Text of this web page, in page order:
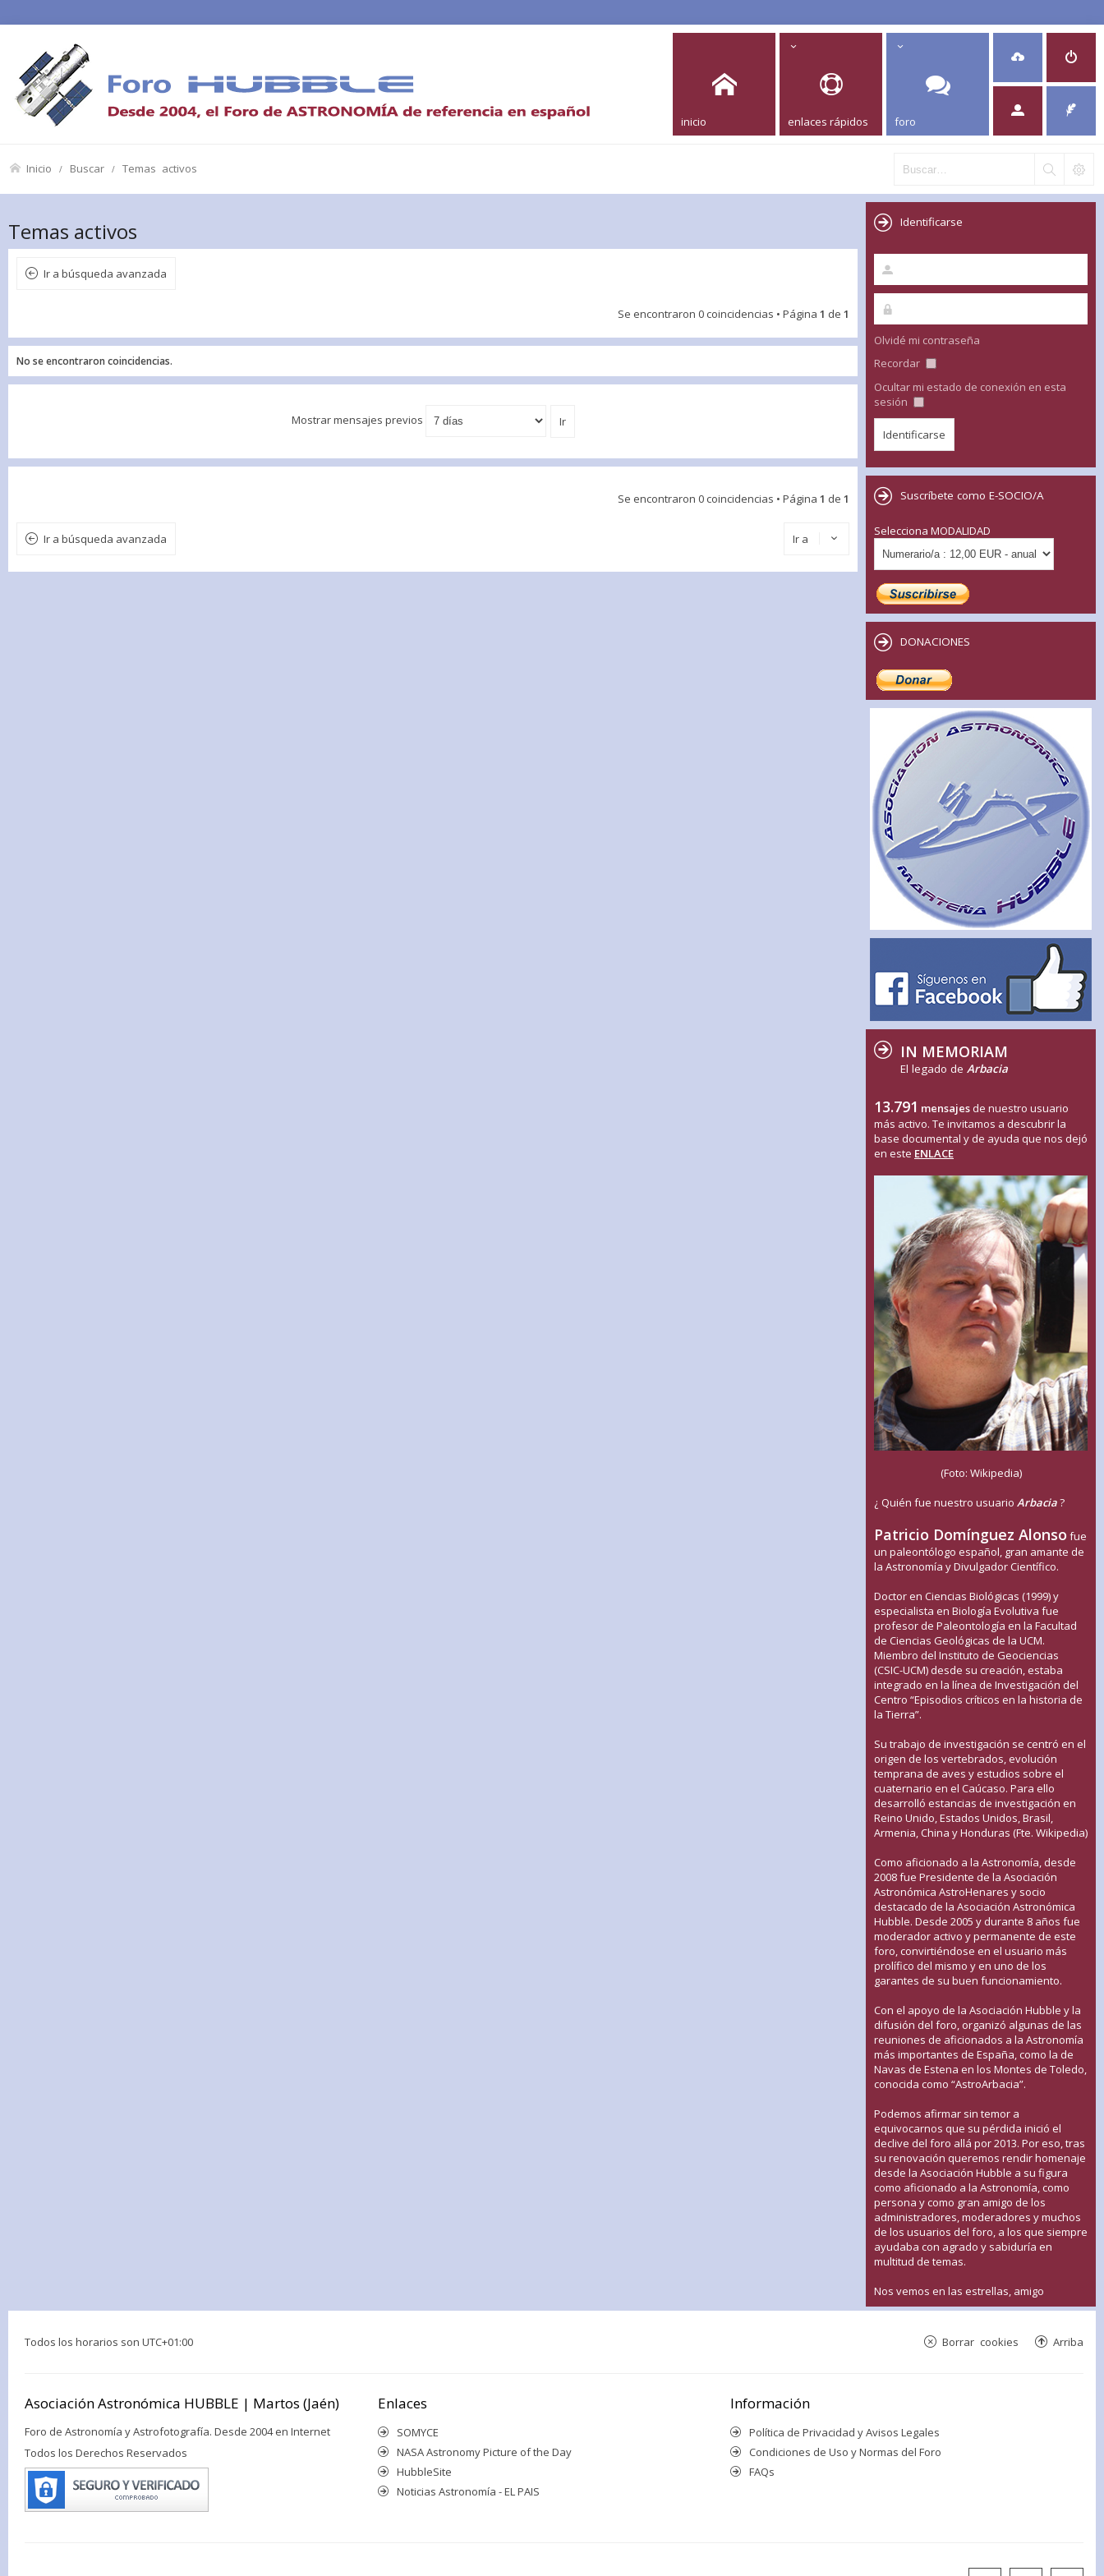
inicio enlaces rápidos foro
Inicio Buscar Temas activos
Temas activos
Ir a búsqueda avanzada
Se encontraron 0 coincidencias • Página 1 de 1
No se encontraron coincidencias.
Mostrar mensajes previos
Se encontraron 0 coincidencias • Página 1 de 1
Ir a búsqueda avanzada Ir a
Identificarse
Olvidé mi contraseña
Recordar
Ocultar mi estado de conexión en esta
sesión
Suscríbete como E-SOCIO/A
Selecciona MODALIDAD
DONACIONES
IN MEMORIAM
El legado de Arbacia
13.791 mensajes de nuestro usuario
más activo. Te invitamos a descubrir la
base documental y de ayuda que nos dejó
en este ENLACE
(Foto: Wikipedia)
¿ Quién fue nuestro usuario Arbacia?
Patricio Domínguez Alonso fue
un paleontólogo español, gran amante de
la Astronomía y Divulgador Científico.
Doctor en Ciencias Biológicas (1999) y
especialista en Biología Evolutiva fue
profesor de Paleontología en la Facultad
de Ciencias Geológicas de la UCM.
Miembro del Instituto de Geociencias
(CSIC-UCM) desde su creación, estaba
integrado en la línea de Investigación del
Centro “Episodios críticos en la historia de
la Tierra”.
Su trabajo de investigación se centró en el
origen de los vertebrados, evolución
temprana de aves y estudios sobre el
cuaternario en el Caúcaso. Para ello
desarrolló estancias de investigación en
Reino Unido, Estados Unidos, Brasil,
Armenia, China y Honduras (Fte. Wikipedia)
Como aficionado a la Astronomía, desde
2008 fue Presidente de la Asociación
Astronómica AstroHenares y socio
destacado de la Asociación Astronómica
Hubble. Desde 2005 y durante 8 años fue
moderador activo y permanente de este
foro, convirtiéndose en el usuario más
prolífico del mismo y en uno de los
garantes de su buen funcionamiento.
Con el apoyo de la Asociación Hubble y la
difusión del foro, organizó algunas de las
reuniones de aficionados a la Astronomía
más importantes de España, como la de
Navas de Estena en los Montes de Toledo,
conocida como “AstroArbacia”.
Podemos afirmar sin temor a
equivocarnos que su pérdida inició el
declive del foro allá por 2013. Por eso, tras
su renovación queremos rendir homenaje
desde la Asociación Hubble a su figura
como aficionado a la Astronomía, como
persona y como gran amigo de los
administradores, moderadores y muchos
de los usuarios del foro, a los que siempre
ayudaba con agrado y sabiduría en
multitud de temas.
Nos vemos en las estrellas, amigo
Todos los horarios son UTC+01:00 Arriba
Borrar cookies
Asociación Astronómica HUBBLE | Martos (Jaén)
Foro de Astronomía y Astrofotografía. Desde 2004 en Internet
Todos los Derechos Reservados
Enlaces
SOMYCE
NASA Astronomy Picture of the Day
HubbleSite
Noticias Astronomía - EL PAIS
Información
Política de Privacidad y Avisos Legales
Condiciones de Uso y Normas del Foro
FAQs